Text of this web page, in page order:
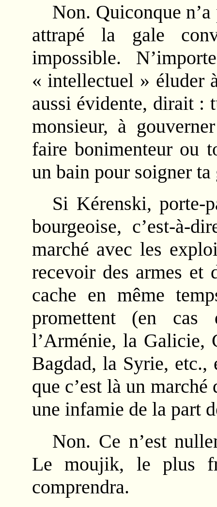
Non. Quiconque n’a
attrapé la gale
impossible.
« intellectuel » éluder
aussi évidente, dirait :
monsieur, à
faire bonimenteur ou
un bain pour soigner ta
Si Kérenski, porte-
bourgeoise, c’est-à-
marché avec les
recevoir des armes et
cache en même
promettent (en
l’Arménie, la Galicie,
Bagdad, la Syrie,
que c’est là un marché
une infamie de la part
Non. Ce n’est
Le moujik, le plus
comprendra.